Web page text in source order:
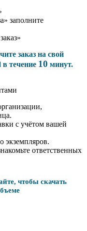
заполните
заказ на свой
течение 10 минут.
с учётом вашей
экземпляров.
ответственных
чтобы скачать